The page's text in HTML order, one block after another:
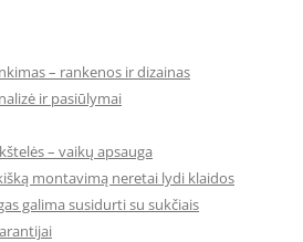
– rankenos ir dizainas
ir pasiūlymai
– vaikų apsauga
montavimą neretai lydi klaidos
galima susidurti su sukčiais